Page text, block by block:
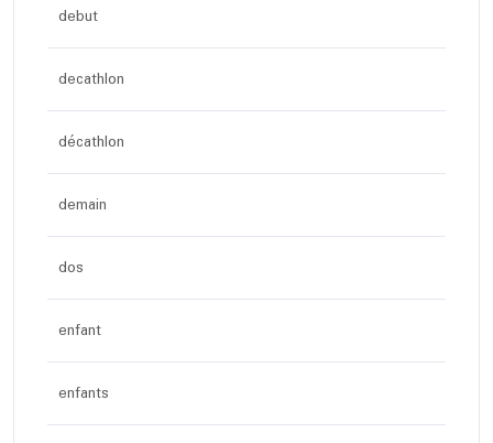
debut
decathlon
décathlon
demain
dos
enfant
enfants